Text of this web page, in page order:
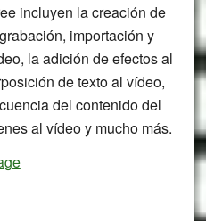
incluyen la creación de
importación y
la adición de efectos al
de texto al vídeo,
del contenido del
al vídeo y mucho más.